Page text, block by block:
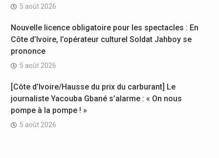
5 août 2026
Nouvelle licence obligatoire pour les spectacles : En
Côte d’Ivoire, l’opérateur culturel Soldat Jahboy se
prononce
5 août 2026
[Côte d’Ivoire/Hausse du prix du carburant] Le
journaliste Yacouba Gbané s’alarme : « On nous
pompe à la pompe ! »
5 août 2026